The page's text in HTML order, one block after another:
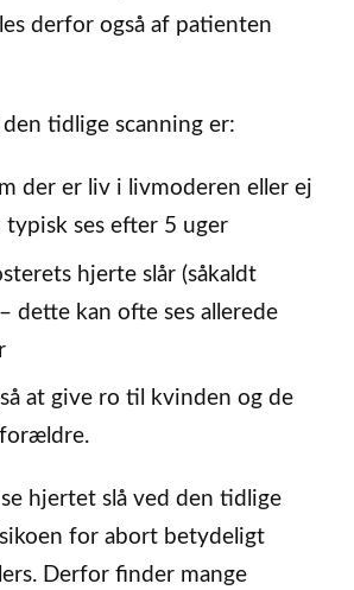
derfor også af patienten
tidlige scanning er:
der er liv i livmoderen eller ej
typisk ses efter 5 uger
hjerte slår (såkaldt
dette kan ofte ses allerede
at give ro til kvinden og de
hjertet slå ved den tidlige
for abort betydeligt
Derfor finder mange